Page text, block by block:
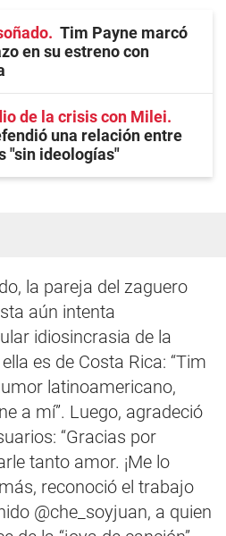
Tim Payne marcó
en su estreno con
de la crisis con Milei
una relación entre
"sin ideologías"
la pareja del zaguero
aún intenta
idiosincrasia de la
es de Costa Rica: “Tim
latinoamericano,
a mí”. Luego, agradeció
“Gracias por
tanto amor. ¡Me lo
reconoció el trabajo
@che_soyjuan, a quien